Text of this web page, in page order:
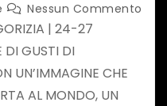
Nessun Commento
| 24-27
DI GUSTI DI
UN’IMMAGINE CHE
AL MONDO, UN